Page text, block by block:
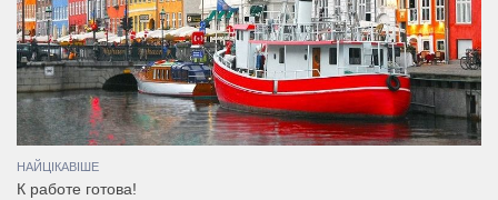
НАЙЦІКАВІШЕ
К работе готова!